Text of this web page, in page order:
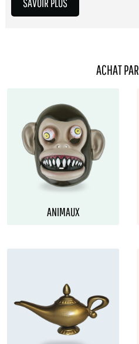
ACHAT
ANIMAUX